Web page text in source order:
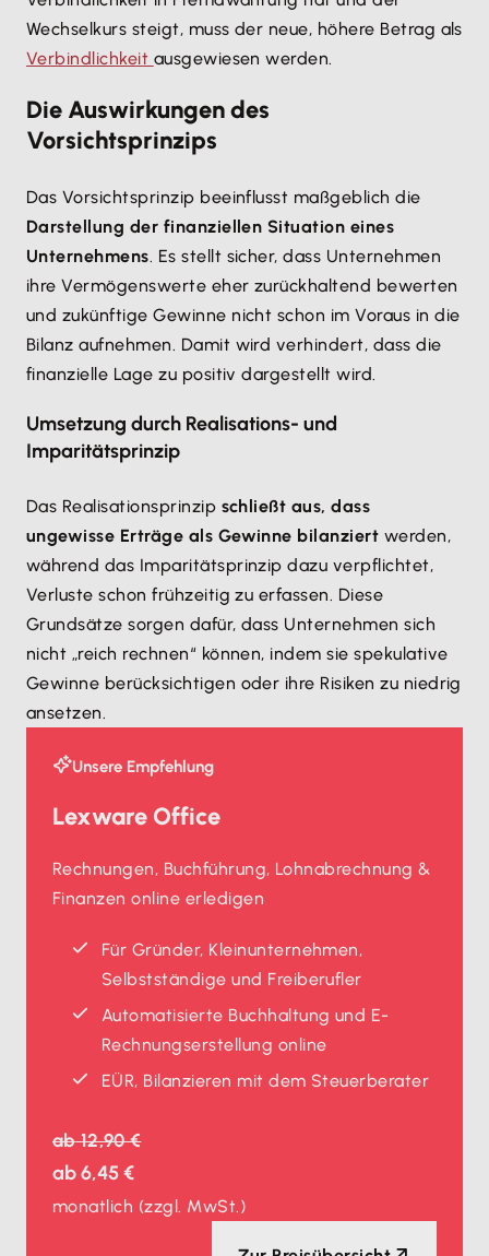
Wechselkurs steigt, muss der neue, höhere Betrag als
Verbindlichkeit ausgewiesen werden.
Die Auswirkungen des
Vorsichtsprinzips
Das Vorsichtsprinzip beeinflusst maßgeblich die
Darstellung der finanziellen Situation eines
Unternehmens. Es stellt sicher, dass Unternehmen
ihre Vermögenswerte eher zurückhaltend bewerten
und zukünftige Gewinne nicht schon im Voraus in die
Bilanz aufnehmen. Damit wird verhindert, dass die
finanzielle Lage zu positiv dargestellt wird.
Umsetzung durch Realisations- und
Imparitätsprinzip
Das Realisationsprinzip schließt aus, dass
ungewisse Erträge als Gewinne bilanziert werden,
während das Imparitätsprinzip dazu verpflichtet,
Verluste schon frühzeitig zu erfassen. Diese
Grundsätze sorgen dafür, dass Unternehmen sich
nicht „reich rechnen“ können, indem sie spekulative
Gewinne berücksichtigen oder ihre Risiken zu niedrig
ansetzen.
Unsere Empfehlung
Lexware Office
Rechnungen, Buchführung, Lohnabrechnung &
Finanzen online erledigen
Für Gründer, Kleinunternehmen,
Selbstständige und Freiberufler
Automatisierte Buchhaltung und E-
Rechnungserstellung online
EÜR, Bilanzieren mit dem Steuerberater
ab12,90 €
ab6,45 €
monatlich (zzgl. MwSt.)